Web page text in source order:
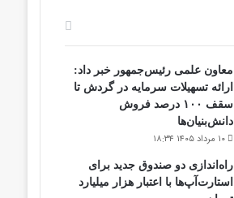
معاون علمی رئیس‌جمهور خبر داد:
ارائه تسهیلات سرمایه در گردش تا
سقف ۱۰۰ درصد فروش
دانش‌بنیان‌ها
۱۰ مرداد ۱۴۰۵ ۱۸:۳۴
راه‌اندازی دو صندوق جدید برای
استارت‌آپ‌ها با اعتبار هزار میلیارد